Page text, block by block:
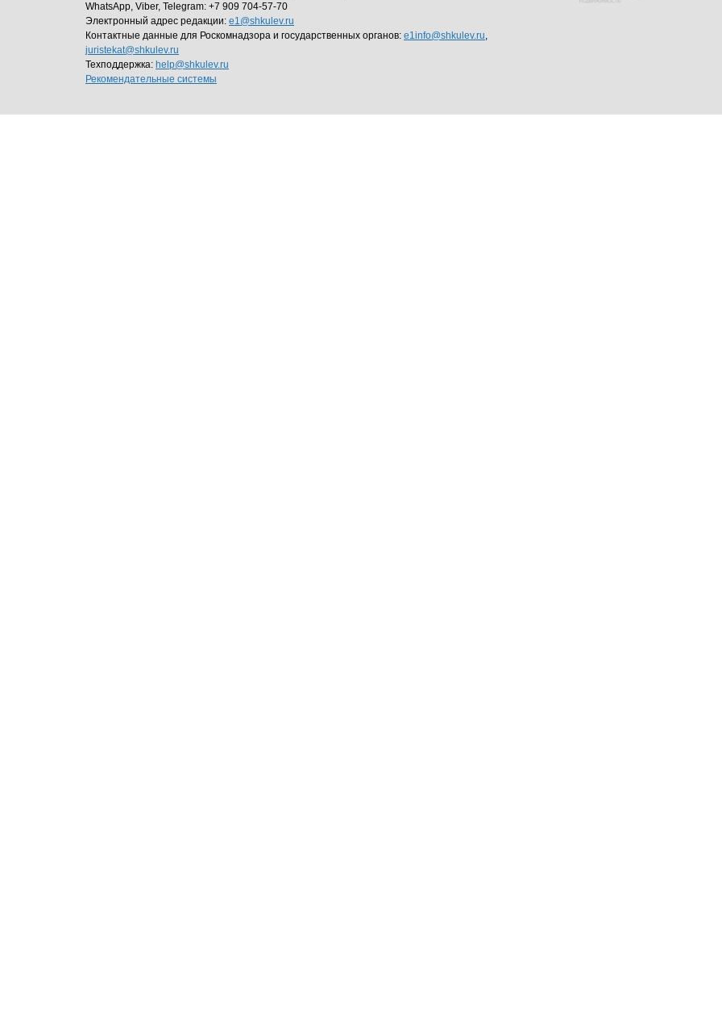
WhatsApp, Viber, Telegram: +7 909 704-57-70
Электронный адрес редакции: e1@shkulev.ru
Контактные данные для Роскомнадзора и государственных органов: e1info@shkulev.ru,
juristekat@shkulev.ru
Техподдержка: help@shkulev.ru
Рекомендательные системы